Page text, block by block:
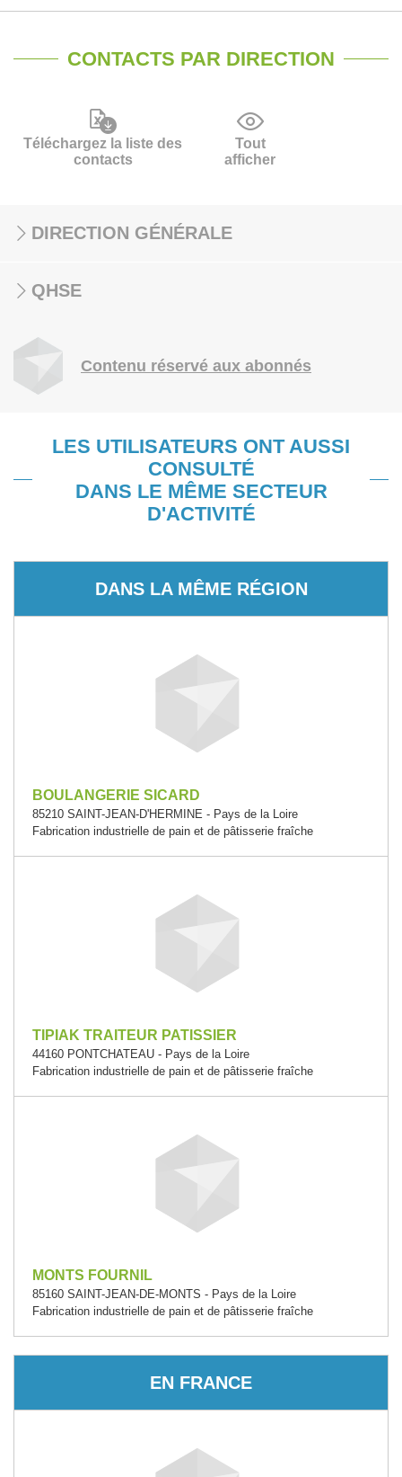
CONTACTS PAR DIRECTION
Téléchargez la liste des
contacts
Tout
afficher
DIRECTION GÉNÉRALE
QHSE
Contenu réservé aux abonnés
LES UTILISATEURS ONT AUSSI
CONSULTÉ
DANS LE MÊME SECTEUR
D'ACTIVITÉ
DANS LA MÊME RÉGION
BOULANGERIE SICARD
85210 SAINT-JEAN-D'HERMINE - Pays de la Loire
Fabrication industrielle de pain et de pâtisserie fraîche
TIPIAK TRAITEUR PATISSIER
44160 PONTCHATEAU - Pays de la Loire
Fabrication industrielle de pain et de pâtisserie fraîche
MONTS FOURNIL
85160 SAINT-JEAN-DE-MONTS - Pays de la Loire
Fabrication industrielle de pain et de pâtisserie fraîche
EN FRANCE